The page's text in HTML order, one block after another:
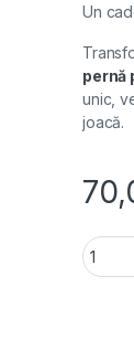
Un
pernă
unic,
joacă.